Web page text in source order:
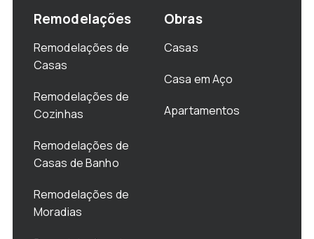
Remodelações
Remodelações de
Casas
Remodelações de
Cozinhas
Remodelações de
Casas de Banho
Remodelações de
Moradias
Obras
Casas
Casa em Aço
Apartamentos